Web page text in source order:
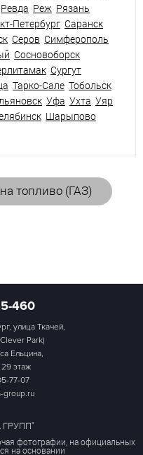
Ревда Реж Рязань
Петербург Саранск
Серов Симферополь
Сосновоборск
Сургут
Тарко-Сале Тобольск
Уфа Ухта Уяр
Шарыпово
топливо (ГАЗ)
460
улица Ткачей,
Park)
Ельцина,
этаж
77-07
group.ru
фотографии, на официальных
на основании